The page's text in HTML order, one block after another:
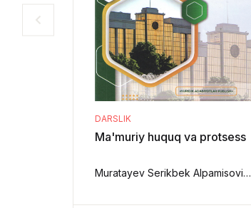
DARSLIK
Ma'muriy huquq va protsess
Muratayev Serikbek Alpamisovich, Musayev Bekzod Tursunboyev, Artikov Dilmurod,